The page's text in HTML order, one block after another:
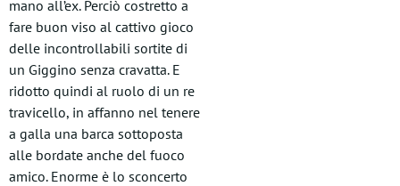
mano all’ex. Perciò costretto a
fare buon viso al cattivo gioco
delle incontrollabili sortite di
un Giggino senza cravatta. E
ridotto quindi al ruolo di un re
travicello, in affanno nel tenere
a galla una barca sottoposta
alle bordate anche del fuoco
amico. Enorme è lo sconcerto